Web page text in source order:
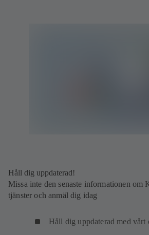
Håll dig uppdaterad!
Missa inte den senaste informationen om
tjänster och anmäl dig idag
Håll dig uppdaterad med vårt